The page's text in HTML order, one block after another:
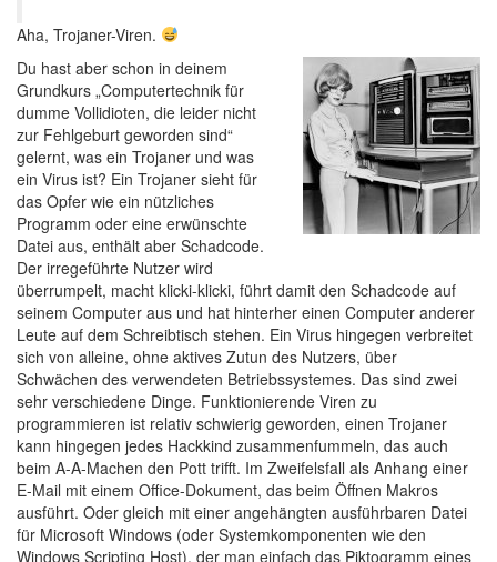
Aha, Trojaner-Viren.
Du hast aber schon in deinem
Grundkurs „Computertechnik für
dumme Vollidioten, die leider nicht
zur Fehlgeburt geworden sind“
gelernt, was ein Trojaner und was
ein Virus ist? Ein Trojaner sieht für
das Opfer wie ein nützliches
Programm oder eine erwünschte
Datei aus, enthält aber Schadcode.
Der irregeführte Nutzer wird
überrumpelt, macht klicki-klicki, führt damit den Schadcode auf
seinem Computer aus und hat hinterher einen Computer anderer
Leute auf dem Schreibtisch stehen. Ein Virus hingegen verbreitet
sich von alleine, ohne aktives Zutun des Nutzers, über
Schwächen des verwendeten Betriebssystemes. Das sind zwei
sehr verschiedene Dinge. Funktionierende Viren zu
programmieren ist relativ schwierig geworden, einen Trojaner
kann hingegen jedes Hackkind zusammenfummeln, das auch
beim A-A-Machen den Pott trifft. Im Zweifelsfall als Anhang einer
E-Mail mit einem Office-Dokument, das beim Öffnen Makros
ausführt. Oder gleich mit einer angehängten ausführbaren Datei
für Microsoft Windows (oder Systemkomponenten wie den
Windows Scripting Host), der man einfach das Piktogramm eines